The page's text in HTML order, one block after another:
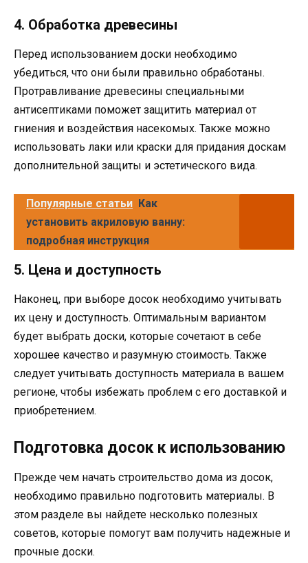
4. Обработка древесины
Перед использованием доски необходимо
убедиться, что они были правильно обработаны.
Протравливание древесины специальными
антисептиками поможет защитить материал от
гниения и воздействия насекомых. Также можно
использовать лаки или краски для придания доскам
дополнительной защиты и эстетического вида.
Популярные статьи Как
установить акриловую ванну:
подробная инструкция
5. Цена и доступность
Наконец, при выборе досок необходимо учитывать
их цену и доступность. Оптимальным вариантом
будет выбрать доски, которые сочетают в себе
хорошее качество и разумную стоимость. Также
следует учитывать доступность материала в вашем
регионе, чтобы избежать проблем с его доставкой и
приобретением.
Подготовка досок к использованию
Прежде чем начать строительство дома из досок,
необходимо правильно подготовить материалы. В
этом разделе вы найдете несколько полезных
советов, которые помогут вам получить надежные и
прочные доски.